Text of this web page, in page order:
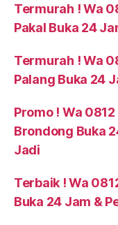
Termurah ! Wa
Pakal Buka 24
Termurah ! Wa
Palang Buka 24
Promo ! Wa
Brondong Buka
Jadi
Terbaik ! Wa
Buka 24 Jam &